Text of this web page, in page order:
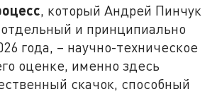
, который Андрей Пинчук
и принципиально
года, – научно-техническое
оценке, именно здесь
скачок, способный